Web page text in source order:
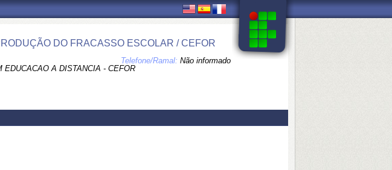
DO FRACASSO ESCOLAR / CEFOR
A DISTANCIA - CEFOR
Telefone/Ramal: Não informado